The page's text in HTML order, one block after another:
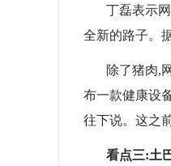
丁磊表示
全新的路子。
除了猪肉,
布一款健康设
往下说。这之
看点三:土